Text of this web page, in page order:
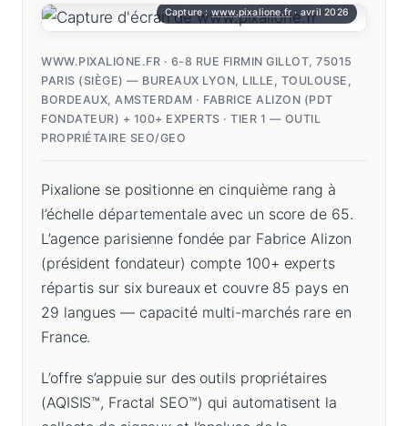
Capture :www.pixalione.fr · avril 2026
WWW.PIXALIONE.FR · 6-8 RUE FIRMIN GILLOT, 75015
PARIS (SIÈGE) — BUREAUX LYON, LILLE, TOULOUSE,
BORDEAUX, AMSTERDAM · FABRICE ALIZON (PDT
FONDATEUR) + 100+ EXPERTS · TIER 1 — OUTIL
PROPRIÉTAIRE SEO/GEO
Pixalione se positionne en cinquième rang à
l’échelle départementale avec un score de 65.
L’agence parisienne fondée par Fabrice Alizon
(président fondateur) compte 100+ experts
répartis sur six bureaux et couvre 85 pays en
29 langues — capacité multi-marchés rare en
France.
L’offre s’appuie sur des outils propriétaires
(AQISIS™, Fractal SEO™) qui automatisent la